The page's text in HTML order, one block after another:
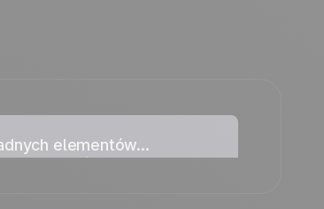
elementów...
elementów dla tej kolekcji.